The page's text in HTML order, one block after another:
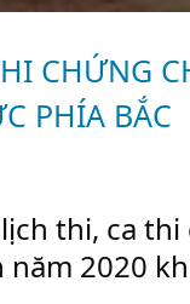
CHỨNG
PHÍA BẮC
thi, ca
2020